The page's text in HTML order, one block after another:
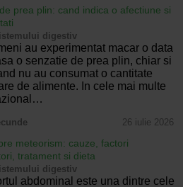
prea plin: cand indica o afectiune si
digestiv
au experimentat macar o data
o senzatie de prea plin, chiar si
nu au consumat o cantitate
de alimente. In cele mai multe
26 iulie 2026
meteorism: cauze, factori
tratament si dieta
digestiv
abdominal este una dintre cele